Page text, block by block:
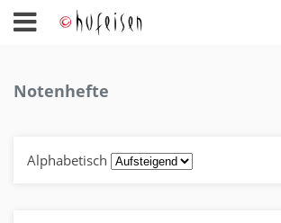
Notenhefte
Alphabetisch